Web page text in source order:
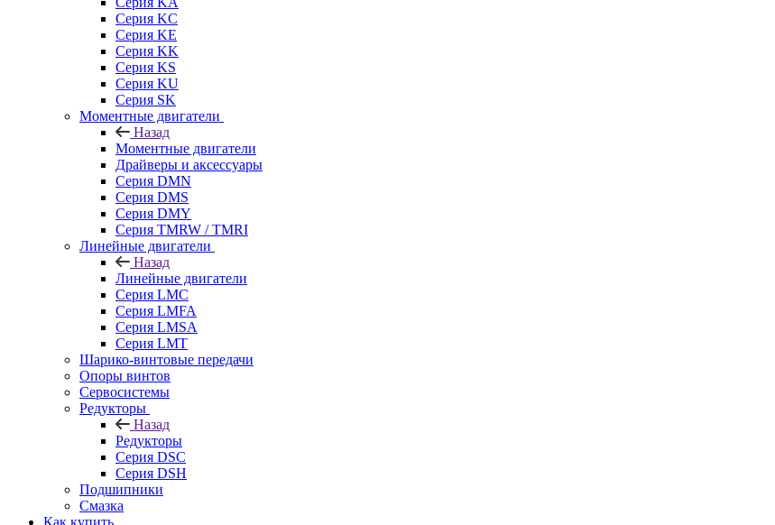
Серия KC
Серия KE
Серия KK
Серия KS
Серия KU
Серия SK
Моментные двигатели
Назад
Моментные двигатели
Драйверы и аксессуары
Серия DMN
Серия DMS
Серия DMY
Серия TMRW / TMRI
Линейные двигатели
Назад
Линейные двигатели
Серия LMC
Серия LMFA
Серия LMSA
Серия LMT
Шарико-винтовые передачи
Опоры винтов
Сервосистемы
Редукторы
Назад
Редукторы
Серия DSC
Серия DSH
Подшипники
Смазка
Как купить